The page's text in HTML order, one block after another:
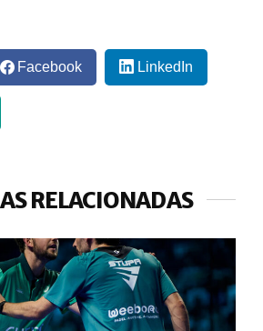
Facebook LinkedIn
RELACIONADAS